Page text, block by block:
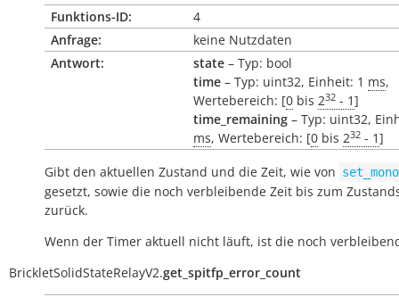
Funktions-ID:
4
Anfrage:
keine Nutzdaten
Antwort:
state – Typ: bool
time – Typ: uint32, Einheit: 1 ms,
Wertebereich: [0 bis 232 - 1]
time_remaining – Typ: uint32,
ms, Wertebereich: [0 bis 232 - 1]
Gibt den aktuellen Zustand und die Zeit, wie von
gesetzt, sowie die noch verbleibende Zeit bis zum
zurück.
Wenn der Timer aktuell nicht läuft, ist die noch
BrickletSolidStateRelayV2.get_spitfp_error_count